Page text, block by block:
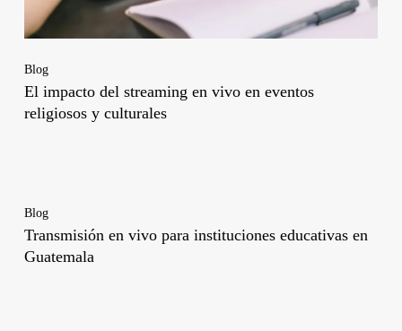
Blog
El impacto del streaming en vivo en eventos
religiosos y culturales
Blog
Transmisión en vivo para instituciones educativas en
Guatemala